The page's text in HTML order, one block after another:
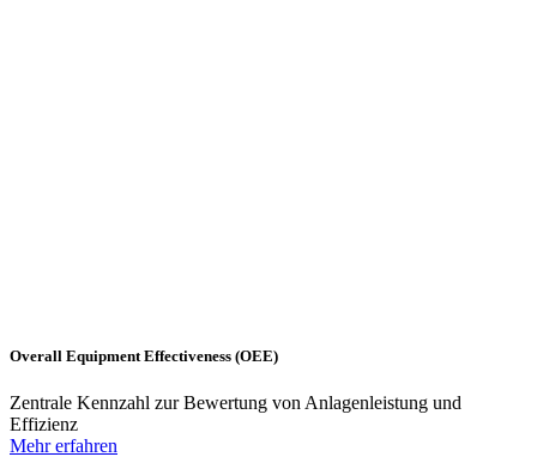
Overall Equipment Effectiveness (OEE)
Zentrale Kennzahl zur Bewertung von Anlagenleistung und
Effizienz
Mehr erfahren